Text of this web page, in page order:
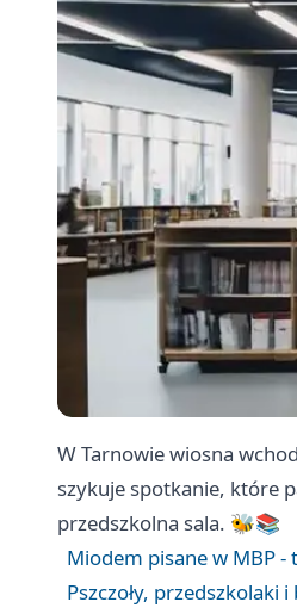
W Tarnowie wiosna
szykuje spotkanie, które
przedszkolna sala. 🐝📚
Miodem pisane w MBP -
Pszczoły,